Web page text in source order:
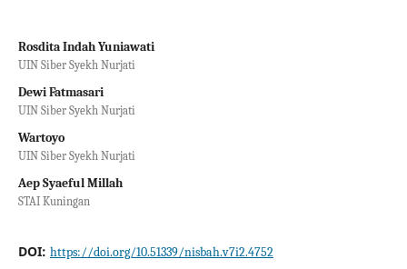
Rosdita Indah Yuniawati
UIN Siber Syekh Nurjati
Dewi Fatmasari
UIN Siber Syekh Nurjati
Wartoyo
UIN Siber Syekh Nurjati
Aep Syaeful Millah
STAI Kuningan
DOI: https://doi.org/10.51339/nisbah.v7i2.4752